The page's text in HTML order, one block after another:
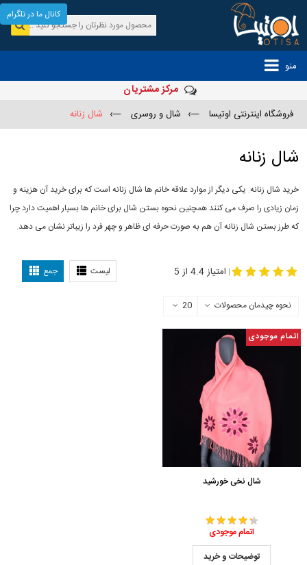
منو
مرکز مشتریان
فروشگاه اینترنتی اوتیسا —› شال و روسری —› شال زنانه
شال زنانه
خرید شال زنانه. یکی دیگر از موارد علاقه خانم ها شال زنانه است که برای خرید آن هزینه و
زمان زیادی را صرف می کنند همچنین نحوه بستن شال برای خانم ها بسیار اهمیت دارد چرا
که طرز بستن شال زنانه آن هم به صورت حرفه ای ظاهر و چهر فرد را زیباتر نشان می دهد.
لیست جمع | امتیاز 4.4 از 5
نحوه چیدمان محصولات 20
اتمام موجودی
شال نخی خورشید
اتمام موجودی
توضیحات و خرید
کانال ما در تلگرام